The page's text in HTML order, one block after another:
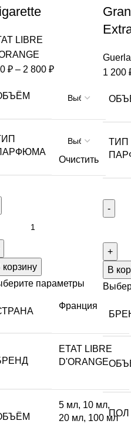
LIBRE
₽ – 2 800 ₽
Очистить
корзину
параметры
Франция
ETAT LIBRE
D'ORANGE
5 мл, 10 мл,
20 мл, 100 мл
1 200
ТИП
В
ПОЛ